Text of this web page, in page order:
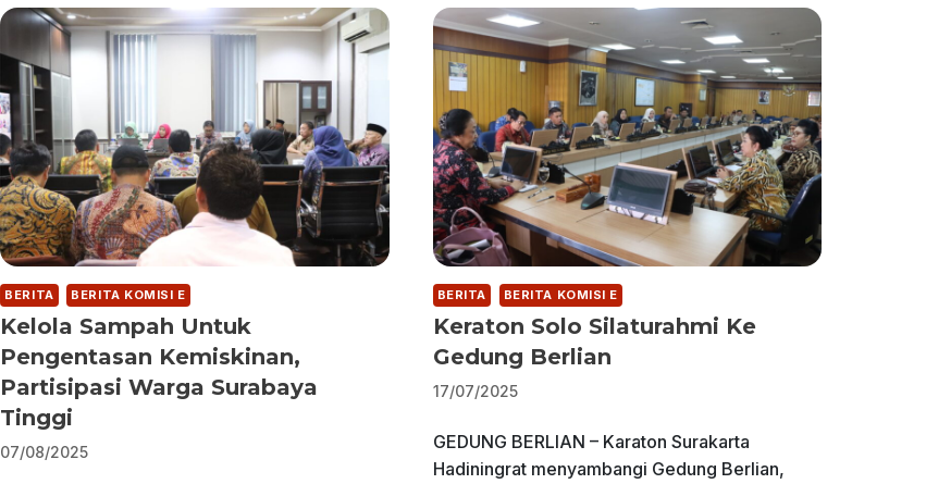
BERITA BERITA KOMISI E
Kelola Sampah Untuk
Pengentasan Kemiskinan,
Partisipasi Warga Surabaya
Tinggi
07/08/2025
BERITA BERITA KOMISI E
Keraton Solo Silaturahmi Ke
Gedung Berlian
17/07/2025
GEDUNG BERLIAN – Karaton Surakarta
Hadiningrat menyambangi Gedung Berlian,